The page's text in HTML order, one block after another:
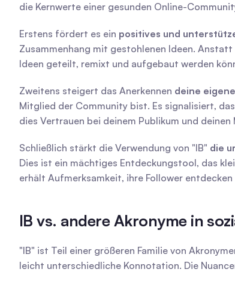
die Kernwerte einer gesunden Online-
Erstens fördert es ein positives und
Zusammenhang mit gestohlenen Ideen.
Ideen geteilt, remixt und aufgebaut werden
Zweitens steigert das Anerkennen deine
Mitglied der Community bist. Es signalisiert,
dies Vertrauen bei deinem Publikum und
Schließlich stärkt die Verwendung von "IB" die
Dies ist ein mächtiges Entdeckungstool, das
erhält Aufmerksamkeit, ihre Follower
IB vs. andere Akronyme in
"IB" ist Teil einer größeren Familie von
leicht unterschiedliche Konnotation. Die